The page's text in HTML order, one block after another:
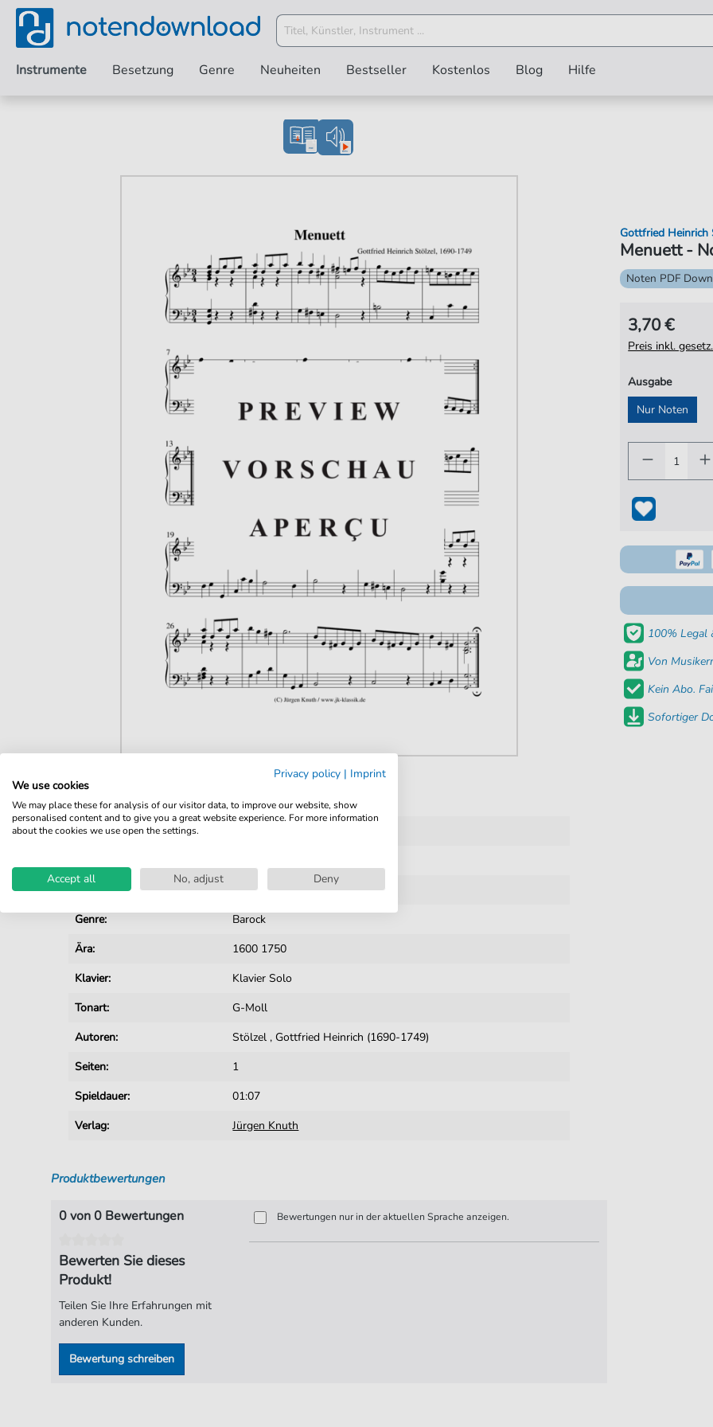
Instrumente Besetzung Genre Neuheiten Bestseller Kostenlos Blog Hilfe
Details
Produktnummer:
Instrumente:
Klavier
Genre:
Barock
Ära:
1600 1750
Klavier:
Klavier Solo
Tonart:
G-Moll
Autoren:
Stölzel , Gottfried Heinrich (1690-1749)
Seiten:
1
Spieldauer:
01:07
Verlag:
Jürgen Knuth
Menuett -
Gottfried Heinrich
Noten PDF
3,70 €
Preis inkl.
Ausgabe
Nur Noten
100% Legal
Von
Kein Abo.
Sofortiger
Produktbewertungen
0 von 0 Bewertungen
Bewerten Sie dieses
Produkt!
Teilen Sie Ihre Erfahrungen mit
anderen Kunden.
Bewertung schreiben
Bewertungen nur in der aktuellen Sprache anzeigen.
Privacy policy | Imprint
We use cookies
We may place these for analysis of our visitor data, to improve our website, show
personalised content and to give you a great website experience. For more information
about the cookies we use open the settings.
Accept all No, adjust Deny